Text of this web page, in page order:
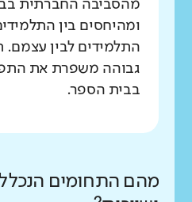
מהסביבה החברתית
ומהיחסים בין
התלמידים לבין עצמם.
גבוהה משפרת את
בבית הספר.
מהם התחומים